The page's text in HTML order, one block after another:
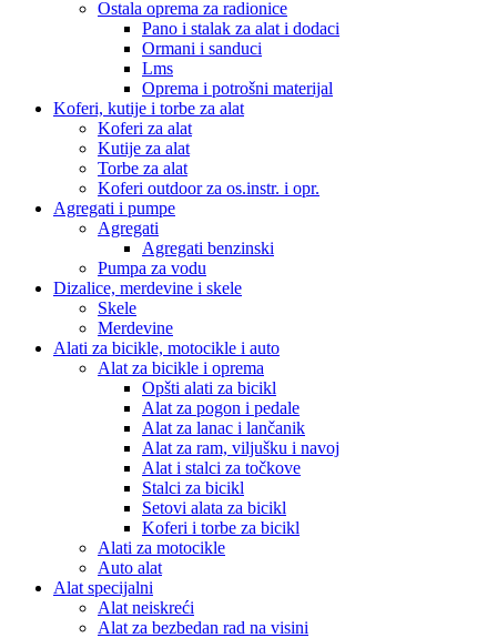
Ostala oprema za radionice
Pano i stalak za alat i dodaci
Ormani i sanduci
Lms
Oprema i potrošni materijal
Koferi, kutije i torbe za alat
Koferi za alat
Kutije za alat
Torbe za alat
Koferi outdoor za os.instr. i opr.
Agregati i pumpe
Agregati
Agregati benzinski
Pumpa za vodu
Dizalice, merdevine i skele
Skele
Merdevine
Alati za bicikle, motocikle i auto
Alat za bicikle i oprema
Opšti alati za bicikl
Alat za pogon i pedale
Alat za lanac i lančanik
Alat za ram, viljušku i navoj
Alat i stalci za točkove
Stalci za bicikl
Setovi alata za bicikl
Koferi i torbe za bicikl
Alati za motocikle
Auto alat
Alat specijalni
Alat neiskreći
Alat za bezbedan rad na visini